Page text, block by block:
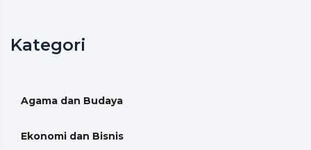
Kategori
Agama dan Budaya
Ekonomi dan Bisnis